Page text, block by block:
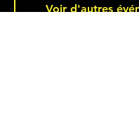
Voir d'autres